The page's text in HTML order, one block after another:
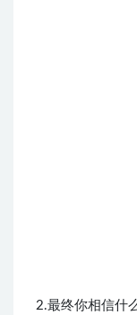
2.最终你相信什